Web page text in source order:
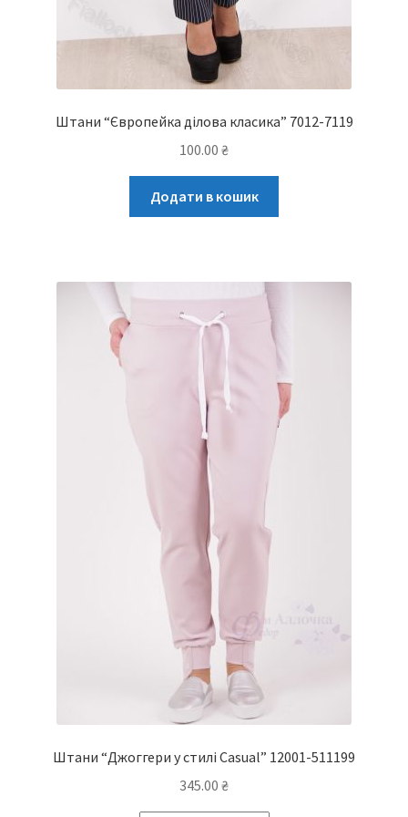
Штани “Європейка ділова класика” 7012-7119
100.00 ₴
Додати в кошик
Штани “Джоггери у стилі Casual” 12001-511199
345.00 ₴